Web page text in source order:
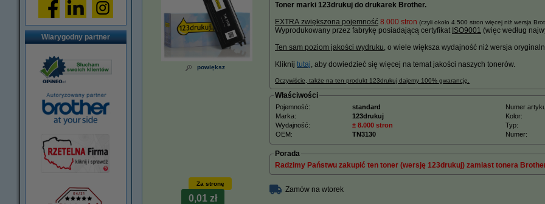
Wiarygodny partner
powiększ
Toner marki 123drukuj do drukarek Brother.
EXTRA zwiększona pojemność 8.000 stron (czyli około 4.500 stron więcej niż wersja
Wyprodukowany przez fabrykę posiadającą certyfikat ISO9001 (więc według
Ten sam poziom jakości wydruku, o wiele większa wydajność niż wersja
Kliknij tutaj, aby dowiedzieć się więcej na temat jakości naszych tonerów.
Oczywiście, także na ten produkt 123drukuj dajemy 100% gwarancję.
Właściwości
Pojemność: standard Numer
Marka:
123drukuj Kolor:
Wydajność:
± 8.000 stron Typ:
OEM:
TN3130 Numer:
Porada
Radzimy Państwu zakupić ten toner (wersję 123drukuj) zamiast tonera
Za stronę
0,01 zł
Zamów na wtorek